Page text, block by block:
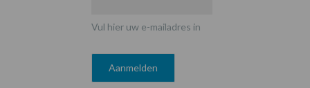
Vul hier uw e-mailadres in